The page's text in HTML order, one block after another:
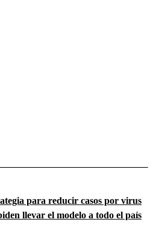
para reducir casos por virus
llevar el modelo a todo el país